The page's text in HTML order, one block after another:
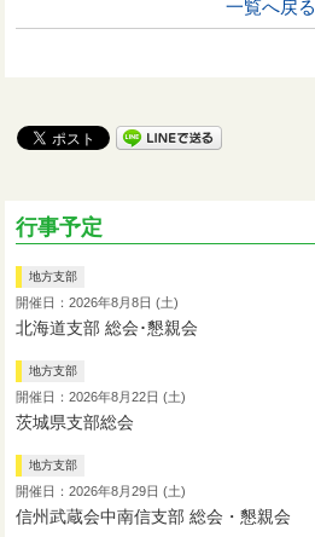
一覧へ戻る
行事予定
地方支部
開催日：2026年8月8日 (土)
北海道支部 総会･懇親会
地方支部
開催日：2026年8月22日 (土)
茨城県支部総会
地方支部
開催日：2026年8月29日 (土)
信州武蔵会中南信支部 総会・懇親会